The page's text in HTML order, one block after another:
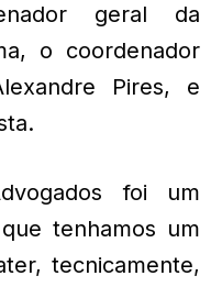
geral da
o coordenador
Pires, e
foi um
tenhamos um
tecnicamente,